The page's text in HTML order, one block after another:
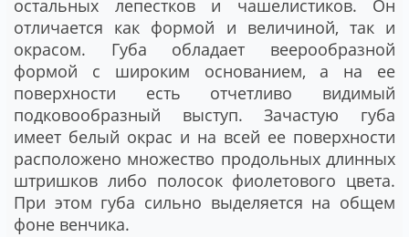
остальных лепестков и чашелистиков. Он
отличается как формой и величиной, так и
окрасом. Губа обладает веерообразной
формой с широким основанием, а на ее
поверхности есть отчетливо видимый
подковообразный выступ. Зачастую губа
имеет белый окрас и на всей ее поверхности
расположено множество продольных длинных
штришков либо полосок фиолетового цвета.
При этом губа сильно выделяется на общем
фоне венчика.